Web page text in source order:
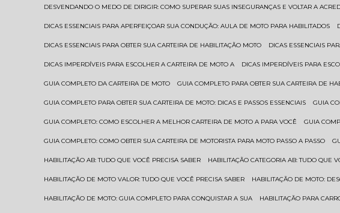
DESVENDANDO O MEDO DE DIRIGIR: COMO SUPERAR SUAS INSEGURANÇAS E VOLTAR A
DICAS ESSENCIAIS PARA APERFEIÇOAR SUA CONDUÇÃO: AULA DE MOTO PARA HABILITADOS
DICAS ESSENCIAIS PARA OBTER SUA CARTEIRA DE HABILITAÇÃO MOTO DICAS ESSENCIAIS
DICAS IMPERDÍVEIS PARA ESCOLHER A CARTEIRA DE MOTO A DICAS IMPERDÍVEIS PARA
GUIA COMPLETO DA CARTEIRA DE MOTO GUIA COMPLETO PARA OBTER SUA CARTEIRA DE
GUIA COMPLETO PARA OBTER SUA CARTEIRA DE MOTO: DICAS E PASSOS ESSENCIAIS GUIA
GUIA COMPLETO: COMO ESCOLHER A MELHOR CARTEIRA DE MOTO A PARA VOCÊ GUIA
GUIA COMPLETO: COMO OBTER SUA CARTEIRA DE MOTORISTA PARA MOTO PASSO A PASSO
HABILITAÇÃO AB: TUDO QUE VOCÊ PRECISA SABER HABILITAÇÃO CATEGORIA AB: TUDO QUE
HABILITAÇÃO DE MOTO VALOR: TUDO QUE VOCÊ PRECISA SABER HABILITAÇÃO DE MOTO:
HABILITAÇÃO DE MOTO: GUIA COMPLETO PARA CONQUISTAR A SUA HABILITAÇÃO PARA